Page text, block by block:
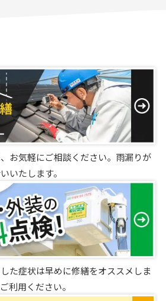
お気軽にご相談ください。雨漏りが
いたします。
た症状は早めに修繕をオススメしま
利用ください。